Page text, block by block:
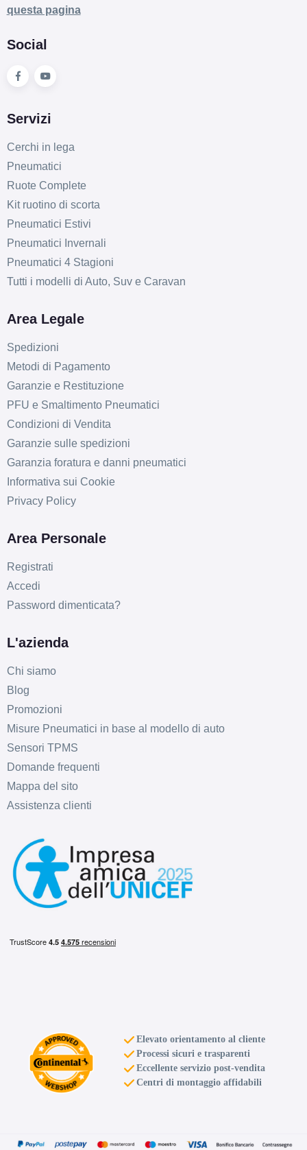
D
questa pagina
Social
Servizi
Cerchi in lega
Pneumatici
Ruote Complete
Kit ruotino di scorta
Pneumatici Estivi
Pneumatici Invernali
Pneumatici 4 Stagioni
Tutti i modelli di Auto, Suv e Caravan
Area Legale
Spedizioni
Metodi di Pagamento
Garanzie e Restituzione
PFU e Smaltimento Pneumatici
Condizioni di Vendita
Garanzie sulle spedizioni
Garanzia foratura e danni pneumatici
Informativa sui Cookie
Privacy Policy
Area Personale
Registrati
Accedi
Password dimenticata?
L'azienda
Chi siamo
Blog
Promozioni
Misure Pneumatici in base al modello di auto
Sensori TPMS
Domande frequenti
Mappa del sito
Assistenza clienti
Elevato orientamento al cliente
Processi sicuri e trasparenti
Eccellente servizio post-vendita
Centri di montaggio affidabili